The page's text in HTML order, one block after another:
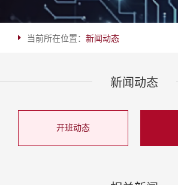
当前所在位置： 新闻动态
新闻动态
开班动态